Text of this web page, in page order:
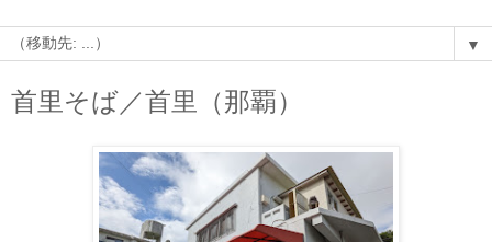
▼
首里そば／首里（那覇）